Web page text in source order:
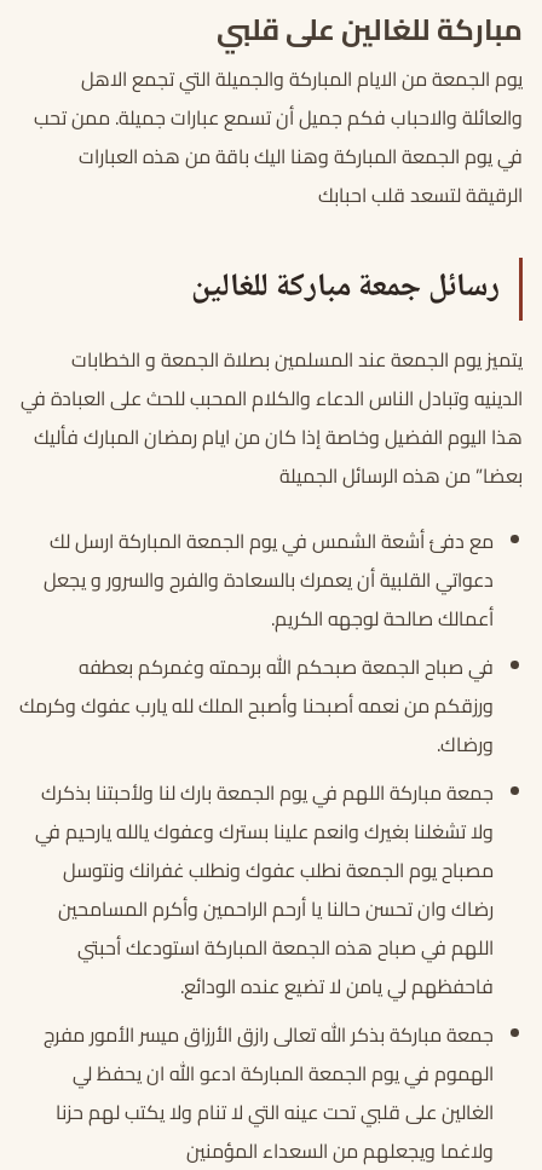
مباركة للغالين على قلبي
يوم الجمعة من الايام المباركة والجميلة التي تجمع الاهل
والعائلة والاحباب فكم جميل أن تسمع عبارات جميلة. ممن تحب
في يوم الجمعة المباركة وهنا اليك باقة من هذه العبارات
الرقيقة لتسعد قلب احبابك
رسائل جمعة مباركة للغالين
يتميز يوم الجمعة عند المسلمين بصلاة الجمعة و الخطابات
الدينيه وتبادل الناس الدعاء والكلام المحبب للحث على العبادة في
هذا اليوم الفضيل وخاصة إذا كان من ايام رمضان المبارك فأليك
بعضا” من هذه الرسائل الجميلة
مع دفئ أشعة الشمس في يوم الجمعة المباركة ارسل لك
دعواتي القلبية أن يعمرك بالسعادة والفرح والسرور و يجعل
أعمالك صالحة لوجهه الكريم.
في صباح الجمعة صبحكم الله برحمته وغمركم بعطفه
ورزقكم من نعمه أصبحنا وأصبح الملك لله يارب عفوك وكرمك
ورضاك.
جمعة مباركة اللهم في يوم الجمعة بارك لنا ولأحبتنا بذكرك
ولا تشغلنا بغيرك وانعم علينا بسترك وعفوك يالله يارحيم في
مصباح يوم الجمعة نطلب عفوك ونطلب غفرانك ونتوسل
رضاك وان تحسن حالنا يا أرحم الراحمين وأكرم المسامحين
اللهم في صباح هذه الجمعة المباركة استودعك أحبتي
فاحفظهم لي يامن لا تضيع عنده الودائع.
جمعة مباركة بذكر الله تعالى رازق الأرزاق ميسر الأمور مفرج
الهموم في يوم الجمعة المباركة ادعو الله ان يحفظ لي
الغالين على قلبي تحت عينه التي لا تنام ولا يكتب لهم حزنا
ولاغما ويجعلهم من السعداء المؤمنين